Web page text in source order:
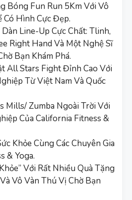
Bóng Fun Run 5Km Với Vô
Có Hình Cực Đẹp.
Line-Up Cực Chất: Tlinh,
Right Hand Và Một Nghệ Sĩ
Bạn Khám Phá.
All Stars Fight Đỉnh Cao Với
Từ Việt Nam Và Quốc
Mills/ Zumba Ngoài Trời Với
Của California Fitness &
Khỏe Cùng Các Chuyên Gia
& Yoga.
Với Rất Nhiều Quà Tặng
Vô Vàn Thú Vị Chờ Bạn